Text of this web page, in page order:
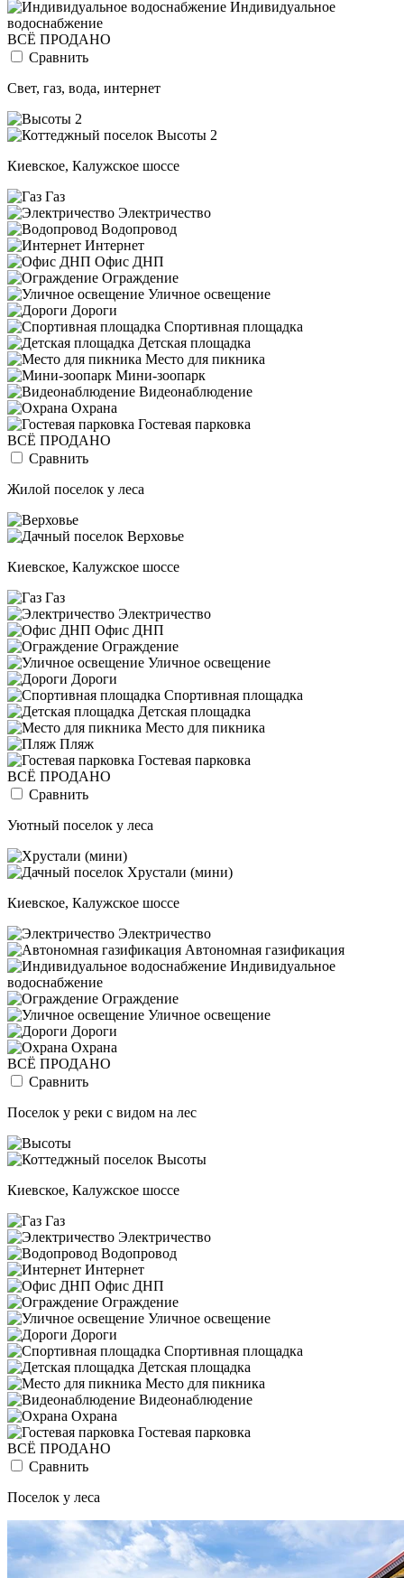
Индивидуальное
водоснабжение
ВСЁ ПРОДАНО
Сравнить
Свет, газ, вода, интернет
Киевское, Калужское шоссе
Газ
Электричество
Водопровод
Интернет
Офис ДНП
Ограждение
Уличное освещение
Дороги
Спортивная площадка
Детская площадка
Место для пикника
Мини-зоопарк
Видеонаблюдение
Охрана
Гостевая парковка
ВСЁ ПРОДАНО
Сравнить
Жилой поселок у леса
Киевское, Калужское шоссе
Газ
Электричество
Офис ДНП
Ограждение
Уличное освещение
Дороги
Спортивная площадка
Детская площадка
Место для пикника
Пляж
Гостевая парковка
ВСЁ ПРОДАНО
Сравнить
Уютный поселок у леса
Киевское, Калужское шоссе
Электричество
Автономная газификация
Индивидуальное
водоснабжение
Ограждение
Уличное освещение
Дороги
Охрана
ВСЁ ПРОДАНО
Сравнить
Поселок у реки с видом на лес
Киевское, Калужское шоссе
Газ
Электричество
Водопровод
Интернет
Офис ДНП
Ограждение
Уличное освещение
Дороги
Спортивная площадка
Детская площадка
Место для пикника
Видеонаблюдение
Охрана
Гостевая парковка
ВСЁ ПРОДАНО
Сравнить
Поселок у леса